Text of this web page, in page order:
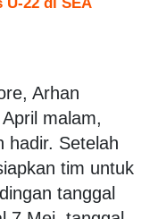
Arhan
malam,
hadir. Setelah
tim untuk
tanggal